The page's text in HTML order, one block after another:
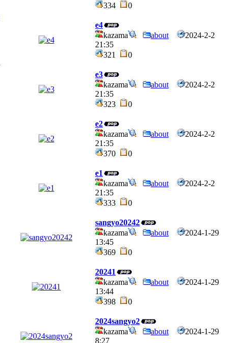
334
0
e4
kazama
about
2024-2-2
21:35
321
0
e3
kazama
about
2024-2-2
21:35
323
0
e2
kazama
about
2024-2-2
21:35
370
0
e1
kazama
about
2024-2-2
21:35
333
0
sangyo20242
kazama
about
2024-1-29
13:45
369
0
20241
kazama
about
2024-1-29
13:44
398
0
2024sangyo2
kazama
about
2024-1-29
8:27